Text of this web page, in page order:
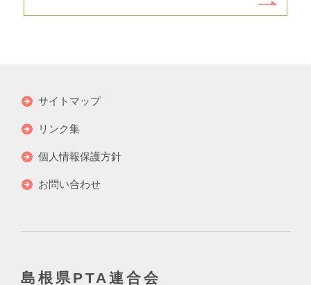
島根県PTA連合会
サイトマップ
リンク集
個人情報保護方針
お問い合わせ